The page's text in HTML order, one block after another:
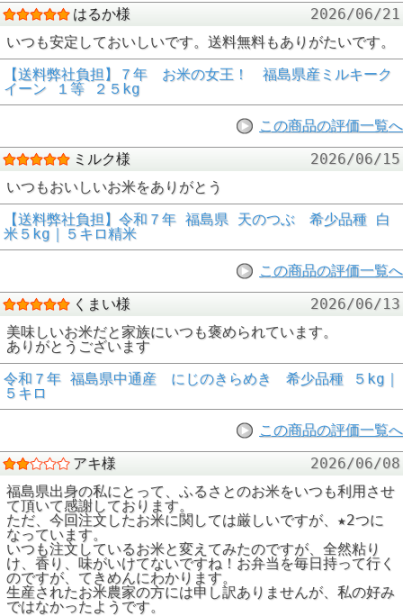
はるか様
2026/06/21
いつも安定しておいしいです。送料無料もありがたいです。
【送料弊社負担】７年 お米の女王！ 福島県産ミルキーク
イーン １等 ２５kg
この商品の評価一覧へ
ミルク様
2026/06/15
いつもおいしいお米をありがとう
【送料弊社負担】令和７年 福島県 天のつぶ 希少品種 白
米５kg｜５キロ精米
この商品の評価一覧へ
くまい様
2026/06/13
美味しいお米だと家族にいつも褒められています。
ありがとうございます
令和７年 福島県中通産 にじのきらめき 希少品種 ５kg｜
５キロ
この商品の評価一覧へ
アキ様
2026/06/08
福島県出身の私にとって、ふるさとのお米をいつも利用させ
て頂いて感謝しております。
ただ、今回注文したお米に関しては厳しいですが、★2つに
なっています。
いつも注文しているお米と変えてみたのですが、全然粘り
け、香り、味がいけてないですね！お弁当を毎日持って行く
のですが、てきめんにわかります。
生産されたお米農家の方には申し訳ありませんが、私の好み
ではなかったようです。